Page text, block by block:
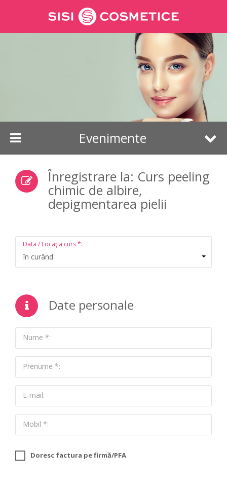
Evenimente
Cursuri online Evenimente
Înregistrare la: Curs peeling
chimic de albire,
depigmentarea pielii
în curând
Data / Locaţia curs *:
Date personale
Nume *:
Prenume *:
E-mail:
Mobil *:
Doresc factura pe firmă/PFA